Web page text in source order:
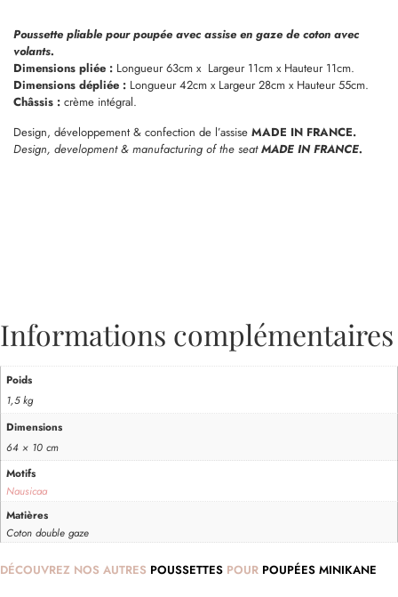
Poussette pliable pour poupée avec assise en gaze de coton avec
volants.
Dimensions pliée : Longueur 63cm x Largeur 11cm x Hauteur 11cm.
Dimensions dépliée : Longueur 42cm x Largeur 28cm x Hauteur 55cm.
Châssis : crème intégral.
Design, développement & confection de l’assise MADE IN FRANCE.
Design, development & manufacturing of the seatMADE IN FRANCE.
Informations complémentaires
Poids
1,5 kg
Dimensions
64 × 10 cm
Motifs
Nausicaa
Matières
Coton double gaze
DÉCOUVREZ NOS AUTRES POUSSETTES POUR POUPÉES MINIKANE